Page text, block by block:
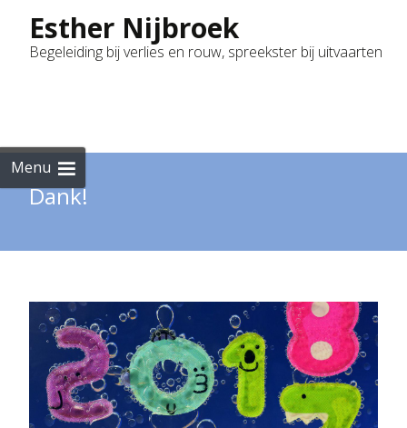
Esther Nijbroek
Begeleiding bij verlies en rouw, spreekster bij uitvaarten
Menu
Dank!